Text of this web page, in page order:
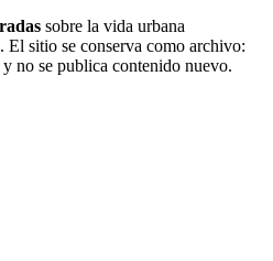
sobre la vida urbana
sitio se conserva como archivo:
no se publica contenido nuevo.